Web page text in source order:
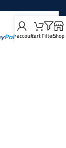
Shop
Filters
Cart
My account